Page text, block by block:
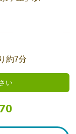
約7分
い